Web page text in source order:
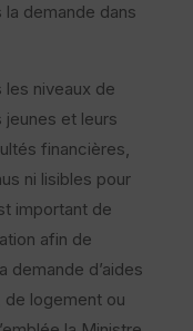
demande dans
niveaux de
jeunes et leurs
financières,
ni lisibles pour
important de
afin de
demande d’aides
de logement ou